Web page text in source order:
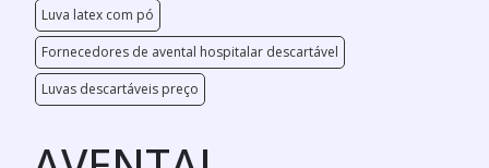
Luva latex com pó
Fornecedores de avental hospitalar descartável
Luvas descartáveis preço